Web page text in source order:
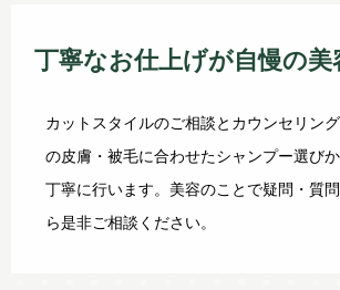
丁寧なお仕上げが自慢の美
カットスタイルのご相談とカウンセリン
の皮膚・被毛に合わせたシャンプー選び
丁寧に行います。美容のことで疑問・質
ら是非ご相談ください。